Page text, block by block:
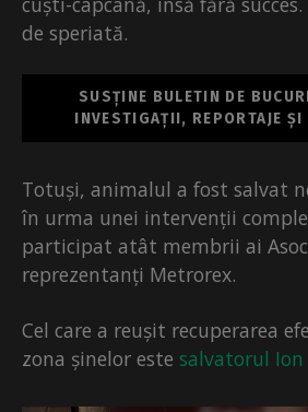
de speriată.
SUSȚINE BULETIN DE
INVESTIGAȚII, REPORTAJE ȘI
Totuși, animalul a fost salvat
în urma unei intervenții
participat atât membrii ai
reprezentanți Metrorex.
Cel care a reușit recuperarea
zona șinelor este salvatorul Ion